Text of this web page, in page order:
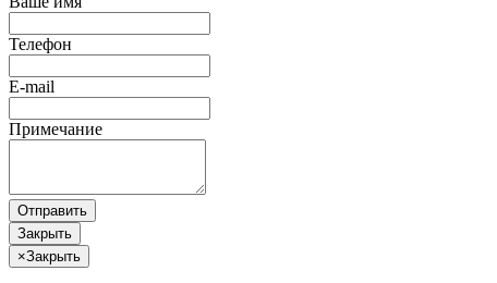
Телефон
E-mail
Примечание
Отправить
Закрыть
×Закрыть